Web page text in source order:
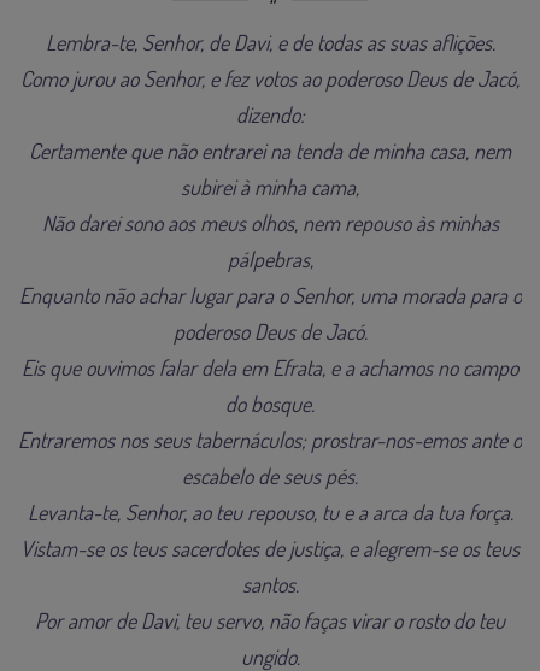
Lembra-te, Senhor, de Davi, e de todas as suas aflições.
Como jurou ao Senhor, e fez votos ao poderoso Deus de Jacó,
dizendo:
Certamente que não entrarei na tenda de minha casa, nem
subirei à minha cama,
Não darei sono aos meus olhos, nem repouso às minhas
pálpebras,
Enquanto não achar lugar para o Senhor, uma morada para o
poderoso Deus de Jacó.
Eis que ouvimos falar dela em Efrata, e a achamos no campo
do bosque.
Entraremos nos seus tabernáculos; prostrar-nos-emos ante o
escabelo de seus pés.
Levanta-te, Senhor, ao teu repouso, tu e a arca da tua força.
Vistam-se os teus sacerdotes de justiça, e alegrem-se os teus
santos.
Por amor de Davi, teu servo, não faças virar o rosto do teu
ungido.